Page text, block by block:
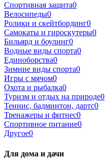
Спортивная защита0
Велосипеды0
Ролики и скейтбординг0
Самокаты и гироскутеры0
Бильярд и боулинг0
Водные виды спорта0
Единоборства0
Зимние виды спорта0
Игры с мячом0
Охота и рыбалка0
Туризм и отдых на природе0
Теннис, бадминтон, дартс0
Тренажеры и фитнес0
Спортивное питание0
Другое0
Для дома и дачи